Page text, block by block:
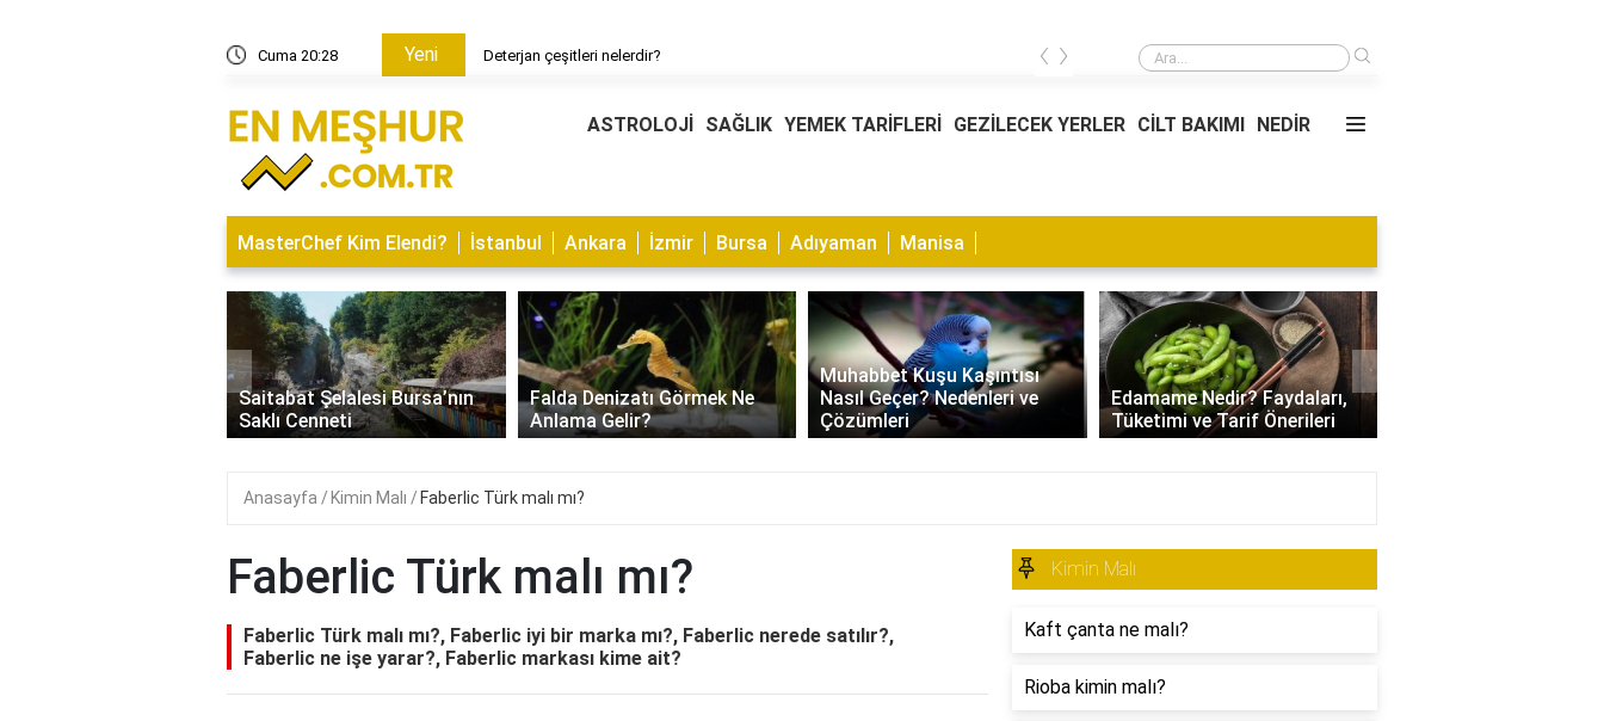
Cuma 20:28 Yeni Deterjan çeşitleri nelerdir? Deterjan çeşitleri nelerdir?
‹ ›
ASTROLOJİ SAĞLIK YEMEK TARİFLERİ GEZİLECEK YERLER CİLT BAKIMI NEDİR
MasterChef Kim Elendi? İstanbul Ankara İzmir Bursa Adıyaman Manisa
Saitabat Şelalesi Bursa’nın
Saklı Cenneti
Falda Denizatı Görmek Ne
Anlama Gelir?
Muhabbet Kuşu Kaşıntısı
Nasıl Geçer? Nedenleri ve
Çözümleri
Edamame Nedir? Faydaları,
Tüketimi ve Tarif Önerileri
‹ ›
Anasayfa Kimin Malı Faberlic Türk malı mı?
Faberlic Türk malı mı?
Faberlic Türk malı mı?, Faberlic iyi bir marka mı?, Faberlic nerede satılır?,
Faberlic ne işe yarar?, Faberlic markası kime ait?
Kimin Malı
Kaft çanta ne malı?
Rioba kimin malı?